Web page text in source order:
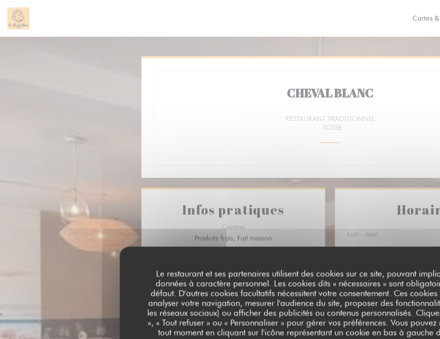
Le restaurant et ses partenaires utilisent des cookies sur ce site, pouvant
données à caractère personnel. Les cookies dits « nécessaires » sont
défaut. D'autres cookies facultatifs nécessitent votre consentement. Ces
analyser votre navigation, mesurer l'audience du site, proposer des
les réseaux sociaux) ou afficher des publicités ou contenus personnalisés.
», « Tout refuser » ou « Personnaliser » pour gérer vos préférences. Vous
tout moment en cliquant sur l'icône représentant un cookie en bas à gauche
Cartes
CHEVAL BLANC
RESTAURANT TRADITIONNEL
- TOSSE
Infos pratiques
Cuisine
Produits frais, Fait maison
Restaurant traditionnel
Services
A emporter, Climatisation, Accès aux personnes à
mobilité réduite, Terrasse
Moyens de paiement
Lun - Mar
Ven-Sam 10h00 -
Dimanche